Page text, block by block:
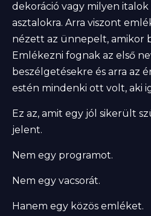
dekoráció vagy milyen
asztalokra. Arra viszont
nézett az ünnepelt, amikor
Emlékezni fognak az első
beszélgetésekre és arra az
estén mindenki ott volt, aki
Ez az, amit egy jól sikerült
jelent.
Nem egy programot.
Nem egy vacsorát.
Hanem egy közös emléket.